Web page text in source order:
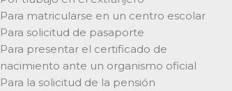
Para matricularse en un centro escolar
Para solicitud de pasaporte
Para presentar el certificado de
nacimiento ante un organismo oficial
Para la solicitud de la pensión